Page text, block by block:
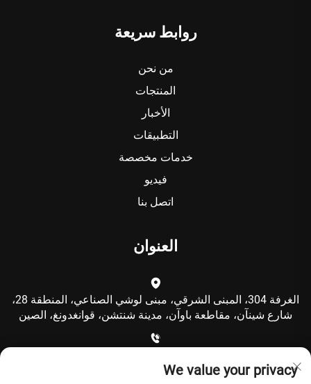
روابط سريعة
من نحن
المنتجات
الأخبار
التطبيقات
خدمات مخصصة
فيديو
اتصل بنا
العنوان
الغرفة 304، المبنى الشرقي، مبنى لوشي الصناعي، المنطقة 28،
شارع شينآن، مقاطعة باوآن، مدينة شنتشن، قوانغدونغ، الصين
We value your privacy